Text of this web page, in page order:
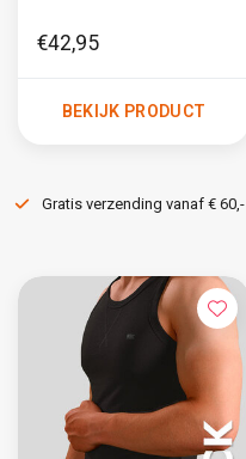
€42,95
BEKIJK PRODUCT
Gratis verzending vanaf € 60,-